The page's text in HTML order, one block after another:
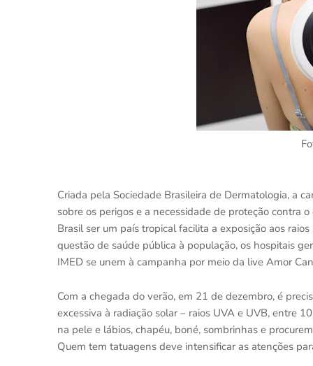
Criada pela Sociedade Brasileira de Dermatologia, a
sobre os perigos e a necessidade de proteção contra
Brasil ser um país tropical facilita a exposição aos
questão de saúde pública à população, os hospitais
IMED se unem à campanha por meio da live Amor
Com a chegada do verão, em 21 de dezembro, é
excessiva à radiação solar – raios UVA e UVB, entre
na pele e lábios, chapéu, boné, sombrinhas e
Quem tem tatuagens deve intensificar as atenções